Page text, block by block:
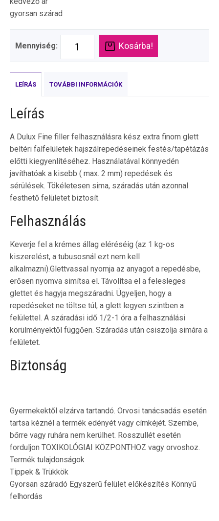
gyorsan szárad
Mennyiség: Kosárba!
LEÍRÁS TOVÁBBI INFORMÁCIÓK
Leírás
A Dulux Fine filler felhasználásra kész extra finom glett
beltéri falfelületek hajszálrepedéseinek festés/tapétázás
előtti kiegyenlítéséhez. Használatával könnyedén
javíthatóak a kisebb ( max. 2 mm) repedések és
sérülések. Tökéletesen sima, száradás után azonnal
festhető felületet biztosít.
Felhasználás
Keverje fel a krémes állag eléréséig (az 1 kg-os
kiszerelést, a tubusosnál ezt nem kell
alkalmazni).Glettvassal nyomja az anyagot a repedésbe,
erősen nyomva simítsa el. Távolítsa el a felesleges
glettet és hagyja megszáradni. Ügyeljen, hogy a
repedéseket ne töltse túl, a glett legyen szintben a
felülettel. A száradási idő 1/2-1 óra a felhasználási
körülményektől függően. Száradás után csiszolja simára a
felületet.
Biztonság
Gyermekektől elzárva tartandó. Orvosi tanácsadás esetén
tartsa kéznél a termék edényét vagy címkéjét. Szembe,
bőrre vagy ruhára nem kerülhet. Rosszullét esetén
forduljon TOXIKOLÓGIAI KÖZPONTHOZ vagy orvoshoz.
Termék tulajdonságok
Tippek & Trükkök
Gyorsan száradó Egyszerű felület előkészítés Könnyű
felhordás